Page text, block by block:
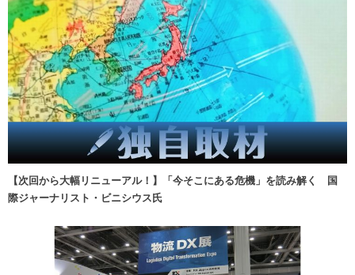
【次回から大幅リニューアル！】「今そこにある危機」を読み解く 国
際ジャーナリスト・ビニシウス氏